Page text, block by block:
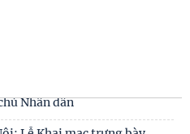
Việt Nam
môi trường hòa bình, ổn